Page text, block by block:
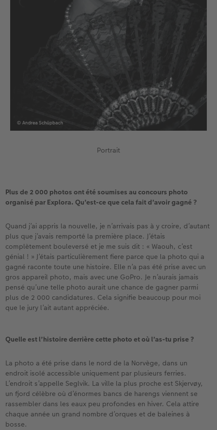
Portrait
Plus de 2 000 photos ont été soumises au concours photo
organisé par Explora. Qu’est-ce que cela fait d’avoir gagné ?
Quand j’ai appris la nouvelle, je n’arrivais pas à y croire, d’autant
plus que j’avais remporté la première place. J’étais
complètement bouleversé et je me suis dit : « Waouh, c’est
génial ! » J’étais particulièrement fiere parce que la photo qui a
gagné raconte toute une histoire. Elle n’a pas été prise avec un
gros appareil photo, mais avec une GoPro. Je n’aurais jamais
pensé qu’une telle photo aurait une chance de gagner parmi
plus de 2 000 candidatures. Cela signifie beaucoup pour moi
que le jury l’ait autant appréciée.
Quelle est l’histoire derrière cette photo et où l’as-tu prise ?
La photo a été prise dans le nord de la Norvège, dans un
endroit isolé accessible uniquement par plusieurs ferries.
L’endroit s’appelle Seglvik. La ville la plus proche est Skjervøy,
un fjord célèbre où d’énormes bancs de harengs viennent se
rassembler dans les eaux peu profondes en hiver. Cela attire
chaque année un grand nombre d’orques et de baleines à
bosse.